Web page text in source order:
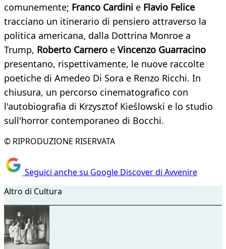
comunemente; Franco Cardini e Flavio Felice
tracciano un itinerario di pensiero attraverso la
politica americana, dalla Dottrina Monroe a
Trump, Roberto Carnero e Vincenzo Guarracino
presentano, rispettivamente, le nuove raccolte
poetiche di Amedeo Di Sora e Renzo Ricchi. In
chiusura, un percorso cinematografico con
l'autobiografia di Krzysztof Kieślowski e lo studio
sull'horror contemporaneo di Bocchi.
© RIPRODUZIONE RISERVATA
Seguici anche su Google Discover di Avvenire
Altro di Cultura